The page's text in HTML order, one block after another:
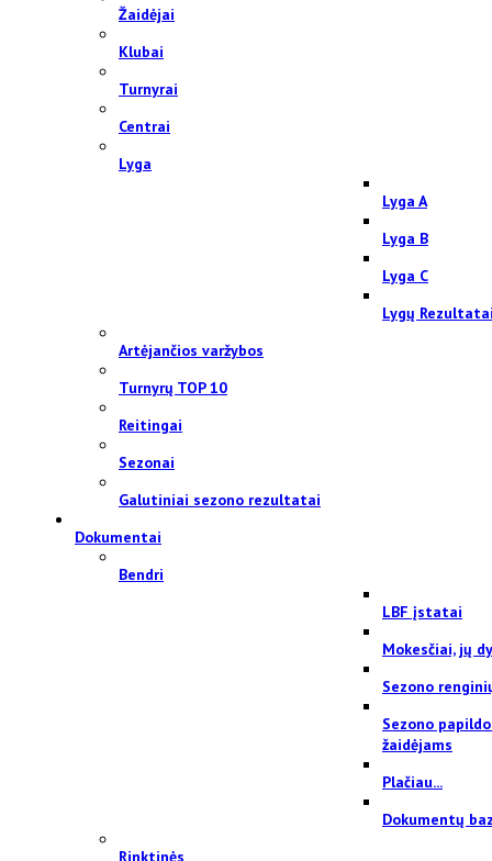
Žaidėjai
Klubai
Turnyrai
Centrai
Lyga
Lyga A
Lyga B
Lyga C
Lygų
Artėjančios varžybos
Turnyrų TOP 10
Reitingai
Sezonai
Galutiniai sezono rezultatai
Dokumentai
Bendri
LBF įstatai
Mokesčiai, jų
Sezono
Sezono
žaidėjams
Plačiau...
Dokumentų
Rinktinės